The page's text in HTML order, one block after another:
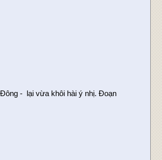
- lại vừa khôi hài ý nhị. Đoạn